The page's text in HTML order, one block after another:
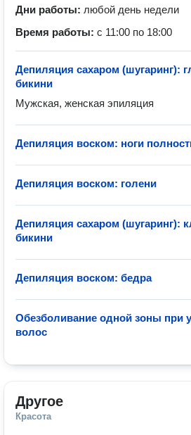
Дни работы: любой день недели
Время работы: с 11:00 по 18:00
Депиляция сахаром (шугаринг):
бикини
Мужская, женская эпиляция
Депиляция воском: ноги
Депиляция воском: голени
Депиляция сахаром (шугаринг):
бикини
Депиляция воском: бедра
Обезболивание одной зоны при
волос
Другое
Красота